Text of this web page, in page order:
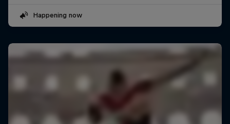
Happening now